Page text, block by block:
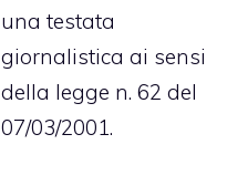
una testata
giornalistica ai sensi
della legge n. 62 del
07/03/2001.